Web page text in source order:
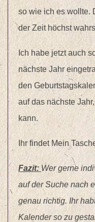
so wie ich es wollte.
der Zeit höchst
Ich habe jetzt auch
nächste Jahr
den
auf das nächste
kann.
Ihr findet Mein
Fazit: Wer gerne
auf der Suche nach
genau richtig. Ihr
Kalender so zu